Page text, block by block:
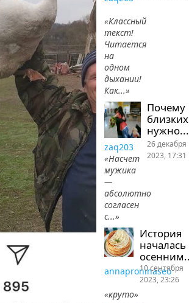
«Классный
текст!
Читается
на
одном
дыхании!
Как...»
Почему
близких
нужно...
zaq203
«Насчет
мужика
—
абсолютно
согласен
с...»
26 декабря
2023, 17:31
История
началась
annaproninaseo
«круто»
10 сентября
2023, 23:26